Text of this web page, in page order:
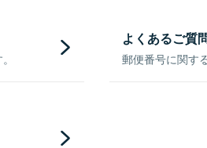
よくあるご質
郵便番号に関す